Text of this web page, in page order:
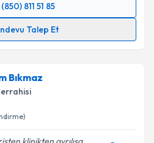
Talebini Gönder
811 51 85
Talep Et
Talebi
hazırlandığında e-posta ile
Bıkmaz